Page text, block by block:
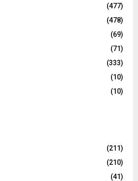
(477)
(478)
(69)
(71)
(333)
(10)
(10)
(211)
(210)
(41)